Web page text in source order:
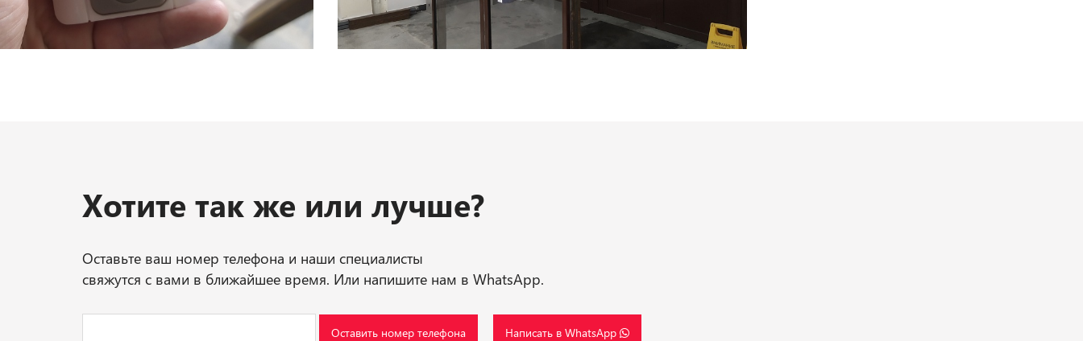
Хотите так же или лучше?
Оставьте ваш номер телефона и наши специалисты
свяжутся с вами в ближайшее время. Или напишите нам в WhatsApp.
Оставить номер телефона Написать в WhatsApp